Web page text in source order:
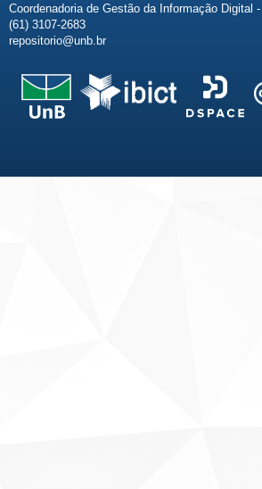
Coordenadoria de Gestão da Informação Digital
(61) 3107-2683
repositorio@unb.br